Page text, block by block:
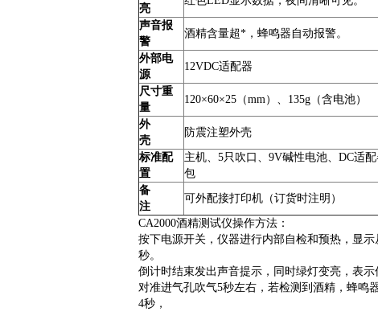
亮
声音报
警
酒精含量超*，蜂鸣器自动报警。
外部电
源
12VDC适配器
尺寸重
量
120×60×25（mm）、135g（含电池）
外
壳
防震注塑外壳
标准配
置
主机、5只吹口、9V碱性电池、DC适
包
备
注
可外配接打印机（订货时注明）
CA2000酒精测试仪操作方法：
按下电源开关，仪器进行内部自检和预热，显示
秒。
倒计时结束发出声音提示，同时绿灯变亮，表示
对准进气孔吹气5秒左右，若检测到酒精，蜂鸣
4秒，